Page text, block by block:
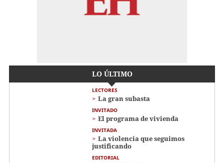
LO ÚLTIMO
LECTORES
La gran subasta
INVITADO
El programa de vivienda
INVITADA
La violencia que seguimos
justificando
EDITORIAL